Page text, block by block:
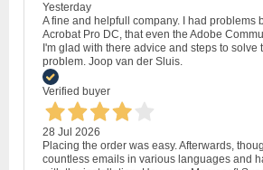
Yesterday
A fine and helpfull company. I had problems
Acrobat Pro DC, that even the Adobe
I'm glad with there advice and steps to solve
problem. Joop van der Sluis.
Verified buyer
28 Jul 2026
Placing the order was easy. Afterwards,
countless emails in various languages and